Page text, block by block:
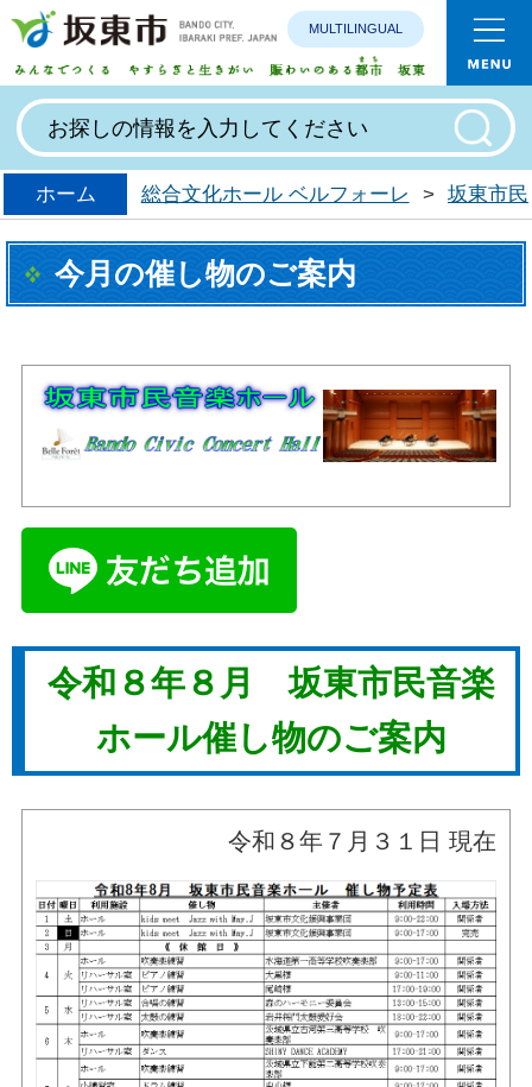
みんなで
MULTILINGUAL
ホーム 総合文化ホール ベルフォーレ > 坂東市
今月の催し物のご案内
令和８年８ 月 坂東市民音楽
ホール催し物のご案内
令和８年７月３１日 現在